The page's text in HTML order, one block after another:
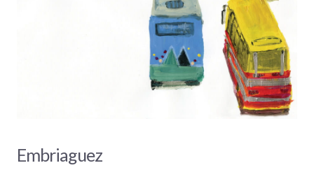
Embriaguez